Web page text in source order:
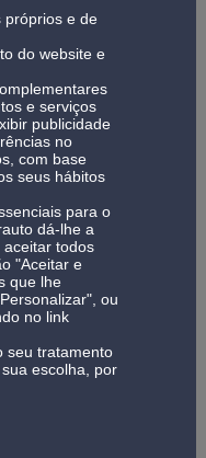
Queluz e Agualva-
completa de
automóvel, desde
pneus ou óleo, até
com foco na
veículo.
tanto a situações
— como à
pelos fabricantes.
as fases do
detalhados e
precisa de
próprios e de
do website e
e serviços
publicidade
no
com base
seus hábitos
para o
dá-lhe a
aceitar todos
"Aceitar e
que lhe
ou
no link
seu tratamento
escolha, por